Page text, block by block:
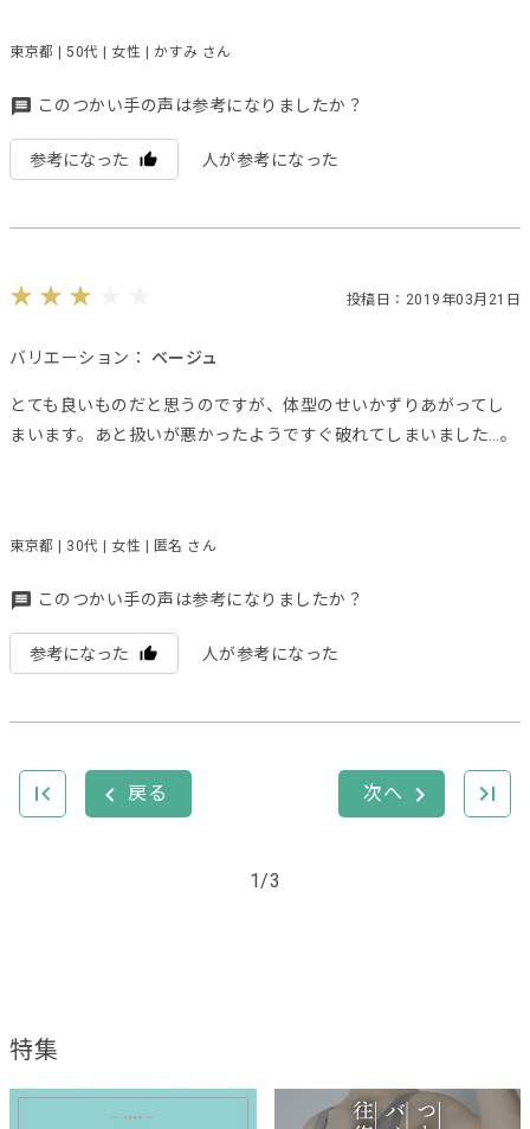
東京都 | 50代 | 女性 | かすみ さん
このつかい手の声は参考になりましたか？
参考になった 人が参考になった
投稿日：2019年03月21日
バリエーション： ベージュ
とても良いものだと思うのですが、体型のせいかずりあがってし
まいます。あと扱いが悪かったようですぐ破れてしまいました…。
東京都 | 30代 | 女性 | 匿名 さん
このつかい手の声は参考になりましたか？
参考になった 人が参考になった
1/3
特集